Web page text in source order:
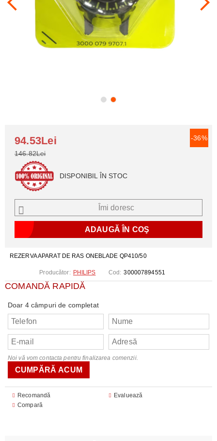
REZERVA APARAT DE RAS ONEBLADE QP410/50
Producător: PHILIPS Cod: 300007894551
COMANDĂ RAPIDĂ
Doar 4 câmpuri de completat
Noi vă vom contacta pentru finalizarea comenzii.
Recomandă
Evaluează
Compară
-36%
94.53Lei
146.82Lei
DISPONIBIL ÎN STOC
Îmi doresc